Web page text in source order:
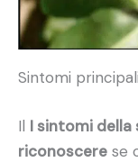
Sintomi principali
Il I sintomi
riconoscere se